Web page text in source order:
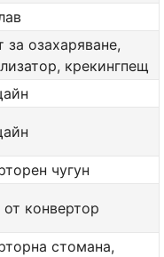
за озахаряване,
крекингпещ
чугун
конвертор
стомана,